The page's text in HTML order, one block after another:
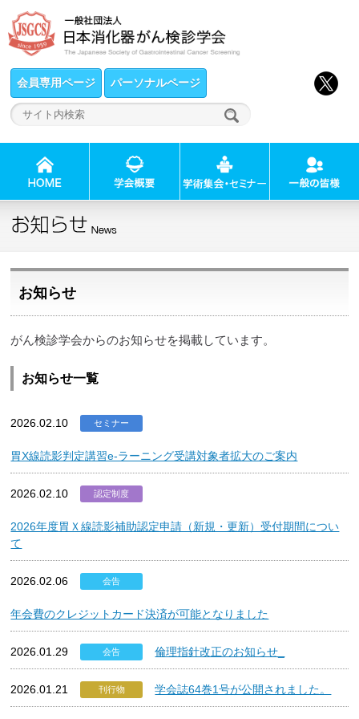
会員専用ページ パーソナルページ
お知らせ
がん検診学会からのお知らせを掲載しています。
お知らせ一覧
2026.02.10 セミナー
胃X線読影判定講習e-ラーニング受講対象者拡大のご案内
2026.02.10 認定制度
2026年度胃Ｘ線読影補助認定申請（新規・更新）受付期間につい
て
2026.02.06 会告
年会費のクレジットカード決済が可能となりました
2026.01.29 会告 倫理指針改正のお知らせ_
2026.01.21 刊行物 学会誌64巻1号が公開されました。